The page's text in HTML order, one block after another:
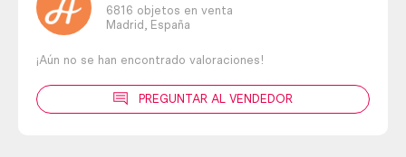
6816 objetos en venta
Madrid,
España
¡Aún no se han encontrado valoraciones!
PREGUNTAR AL VENDEDOR